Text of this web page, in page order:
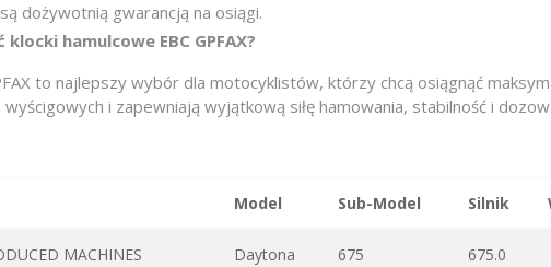
dożywotnią gwarancją na osiągi.
hamulcowe EBC GPFAX?
to najlepszy wybór dla motocyklistów, którzy chcą osiągnąć
i zapewniają wyjątkową siłę hamowania, stabilność i
Model Sub-Model Silnik
MACHINES Daytona 675 675.0